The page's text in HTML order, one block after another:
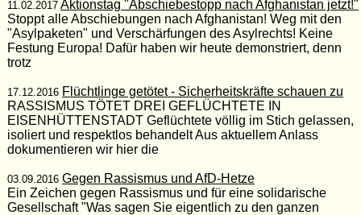
11.02.2017 Aktionstag "Abschiebestopp nach Afghanistan jetzt!"
Stoppt alle Abschiebungen nach Afghanistan! Weg mit den
"Asylpaketen" und Verschärfungen des Asylrechts! Keine
Festung Europa! Dafür haben wir heute demonstriert, denn
trotz
17.12.2016 Flüchtlinge getötet - Sicherheitskräfte schauen zu
RASSISMUS TÖTET DREI GEFLÜCHTETE IN
EISENHÜTTENSTADT Geflüchtete völlig im Stich gelassen,
isoliert und respektlos behandelt Aus aktuellem Anlass
dokumentieren wir hier die
03.09.2016 Gegen Rassismus und AfD-Hetze
Ein Zeichen gegen Rassismus und für eine solidarische
Gesellschaft "Was sagen Sie eigentlich zu den ganzen